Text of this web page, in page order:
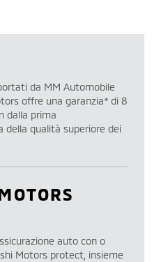
da MM Automobile
offre una garanzia* di 8
dalla prima
della qualità superiore dei
auto con o
Motors protect, insieme